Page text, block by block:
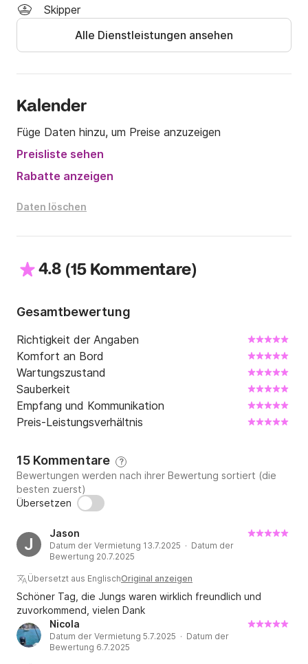
Kraftstoff nicht inbegriffen. Das Boot ist mit zwei
Volvo Penta-Motoren mit je 480 PS ausgestattet.
Skipper
Alle Dienstleistungen ansehen
Kalender
Füge Daten hinzu, um Preise anzuzeigen
Preisliste sehen
Rabatte anzeigen
Daten löschen
4.8 (15 Kommentare)
Gesamtbewertung
Richtigkeit der Angaben
Komfort an Bord
Wartungszustand
Sauberkeit
Empfang und Kommunikation
Preis-Leistungsverhältnis
15 Kommentare ?
Bewertungen werden nach ihrer Bewertung sortiert (die
besten zuerst)
Übersetzen
J
Jason
Datum der Vermietung 13.7.2025 · Datum der
Bewertung 20.7.2025
Übersetzt aus EnglischOriginal anzeigen
Schöner Tag, die Jungs waren wirklich freundlich und
zuvorkommend, vielen Dank
Nicola
Datum der Vermietung 5.7.2025 · Datum der
Bewertung 6.7.2025